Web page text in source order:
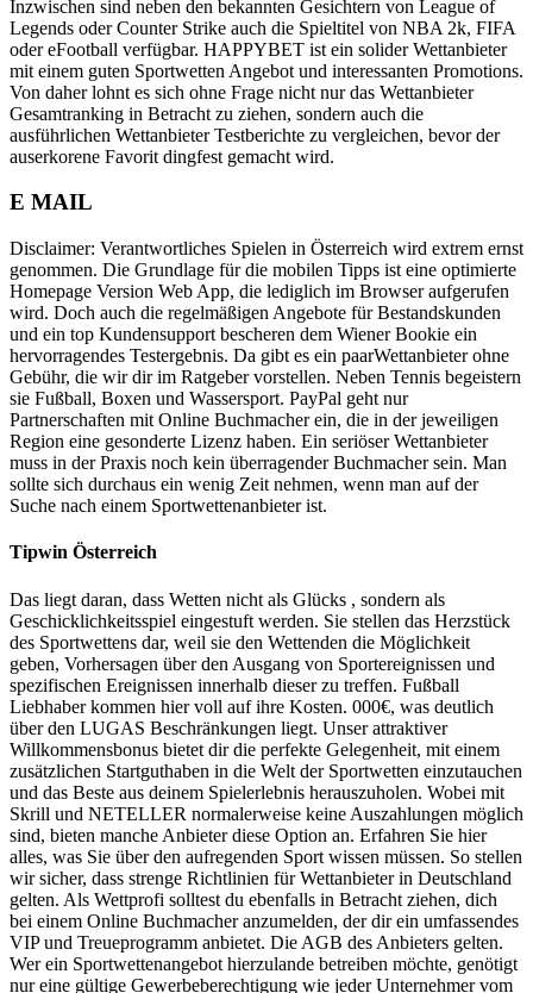
Inzwischen sind neben den bekannten Gesichtern von League of
Legends oder Counter Strike auch die Spieltitel von NBA 2k, FIFA
oder eFootball verfügbar. HAPPYBET ist ein solider Wettanbieter
mit einem guten Sportwetten Angebot und interessanten Promotions.
Von daher lohnt es sich ohne Frage nicht nur das Wettanbieter
Gesamtranking in Betracht zu ziehen, sondern auch die
ausführlichen Wettanbieter Testberichte zu vergleichen, bevor der
auserkorene Favorit dingfest gemacht wird.
E MAIL
Disclaimer: Verantwortliches Spielen in Österreich wird extrem ernst
genommen. Die Grundlage für die mobilen Tipps ist eine optimierte
Homepage Version Web App, die lediglich im Browser aufgerufen
wird. Doch auch die regelmäßigen Angebote für Bestandskunden
und ein top Kundensupport bescheren dem Wiener Bookie ein
hervorragendes Testergebnis. Da gibt es ein paarWettanbieter ohne
Gebühr, die wir dir im Ratgeber vorstellen. Neben Tennis begeistern
sie Fußball, Boxen und Wassersport. PayPal geht nur
Partnerschaften mit Online Buchmacher ein, die in der jeweiligen
Region eine gesonderte Lizenz haben. Ein seriöser Wettanbieter
muss in der Praxis noch kein überragender Buchmacher sein. Man
sollte sich durchaus ein wenig Zeit nehmen, wenn man auf der
Suche nach einem Sportwettenanbieter ist.
Tipwin Österreich
Das liegt daran, dass Wetten nicht als Glücks , sondern als
Geschicklichkeitsspiel eingestuft werden. Sie stellen das Herzstück
des Sportwettens dar, weil sie den Wettenden die Möglichkeit
geben, Vorhersagen über den Ausgang von Sportereignissen und
spezifischen Ereignissen innerhalb dieser zu treffen. Fußball
Liebhaber kommen hier voll auf ihre Kosten. 000€, was deutlich
über den LUGAS Beschränkungen liegt. Unser attraktiver
Willkommensbonus bietet dir die perfekte Gelegenheit, mit einem
zusätzlichen Startguthaben in die Welt der Sportwetten einzutauchen
und das Beste aus deinem Spielerlebnis herauszuholen. Wobei mit
Skrill und NETELLER normalerweise keine Auszahlungen möglich
sind, bieten manche Anbieter diese Option an. Erfahren Sie hier
alles, was Sie über den aufregenden Sport wissen müssen. So stellen
wir sicher, dass strenge Richtlinien für Wettanbieter in Deutschland
gelten. Als Wettprofi solltest du ebenfalls in Betracht ziehen, dich
bei einem Online Buchmacher anzumelden, der dir ein umfassendes
VIP und Treueprogramm anbietet. Die AGB des Anbieters gelten.
Wer ein Sportwettenangebot hierzulande betreiben möchte, genötigt
nur eine gültige Gewerbeberechtigung wie jeder Unternehmer vom